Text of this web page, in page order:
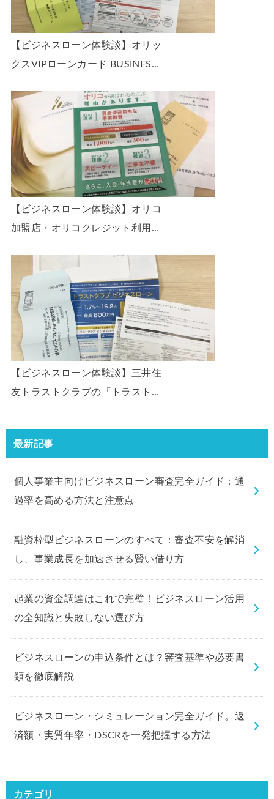
【ビジネスローン体験談】オリッ
クスVIPローンカード BUSINESS
の金利で借りられました。全手順
を丁寧に解説します。
【ビジネスローン体験談】オリコ
加盟店・オリコクレジット利用中
「オリコビジネスサポートプラ
ン」を使う方法がないか、問い合
わせてみた。
【ビジネスローン体験談】三井住
友トラストクラブの「トラストク
験してみました。
最新記事
個人事業主向けビジネスローン審査完全ガイド：通
過率を高める方法と注意点
融資枠型ビジネスローンのすべて：審査不安を解消
し、事業成長を加速させる賢い借り方
起業の資金調達はこれで完璧！ビジネスローン活用
の全知識と失敗しない選び方
ビジネスローンの申込条件とは？審査基準や必要書
類を徹底解説
ビジネスローン・シミュレーション完全ガイド。返
済額・実質年率・DSCRを一発把握する方法
カテゴリ